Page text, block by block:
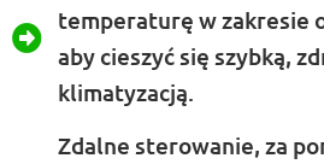
temperaturę w zakresie
aby cieszyć się szybką,
klimatyzacją.
Zdalne sterowanie, za